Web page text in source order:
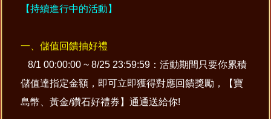
【持續進行中的活動】
一、儲值回饋抽好禮
8/1 00:00:00 ~ 8/25 23:59:59：活動期間只要你累積
儲值達指定金額，即可立即獲得對應回饋獎勵，【寶
島幣、黃金/鑽石好禮券】通通送給你!